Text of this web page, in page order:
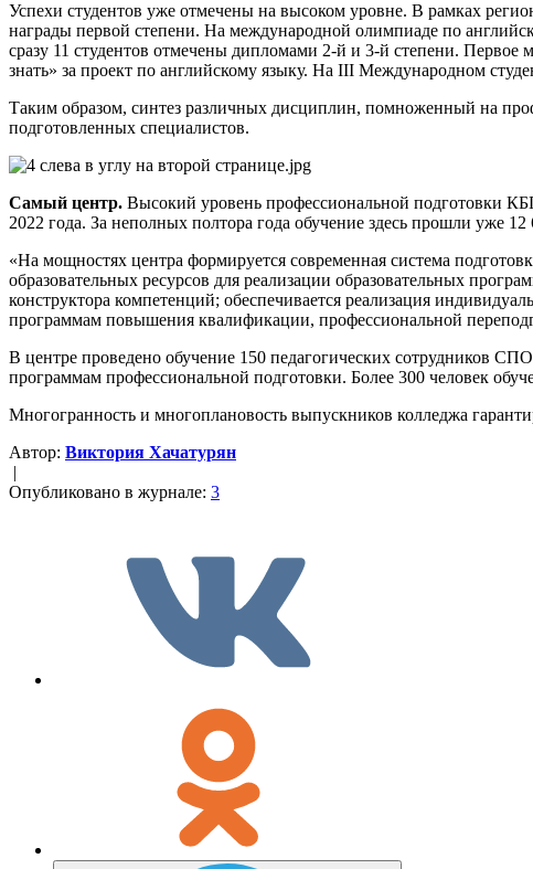
Успехи студентов уже отмечены на высоком уровне. В рамках
награды первой степени. На международной олимпиаде по
сразу 11 студентов отмечены дипломами 2-й и 3-й степени.
знать» за проект по английскому языку. На III Международном
Таким образом, синтез различных дисциплин, помноженный на
подготовленных специалистов.
Самый центр. Высокий уровень профессиональной подготовки
2022 года. За неполных полтора года обучение здесь прошли уже
«На мощностях центра формируется современная система
образовательных ресурсов для реализации образовательных
конструктора компетенций; обеспечивается реализация
программам повышения квалификации, профессиональной
В центре проведено обучение 150 педагогических сотрудников
программам профессиональной подготовки. Более 300 человек
Многогранность и многоплановость выпускников колледжа
Автор: Виктория Хачатурян
|
Опубликовано в журнале: 3